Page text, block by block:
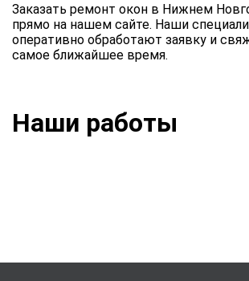
Заказать ремонт окон в Нижнем
прямо на нашем сайте. Наши
оперативно обработают заявку и
самое ближайшее время.
Наши работы